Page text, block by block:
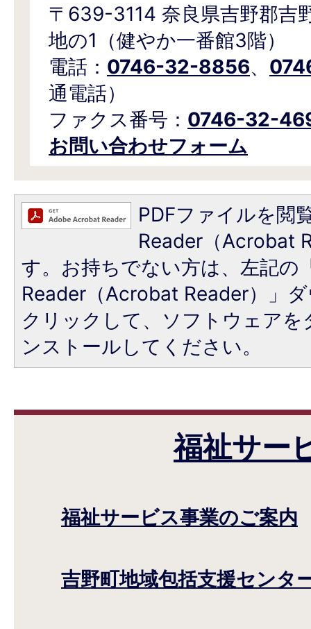
〒639-3114 奈良県吉野郡吉
地の1（健やか一番館3階）
電話： 0746-32-8856、
通電話）
ファクス番号： 0746-32-
お問い合わせフォーム
PDFファイルを閲
Reader（Acrobat
す。お持ちでない方は、左記の
Reader（Acrobat Reader）」
クリックして、ソフトウェア
ンストールしてください。
福祉サー
福祉サービス事業のご案内
吉野町地域包括支援センタ